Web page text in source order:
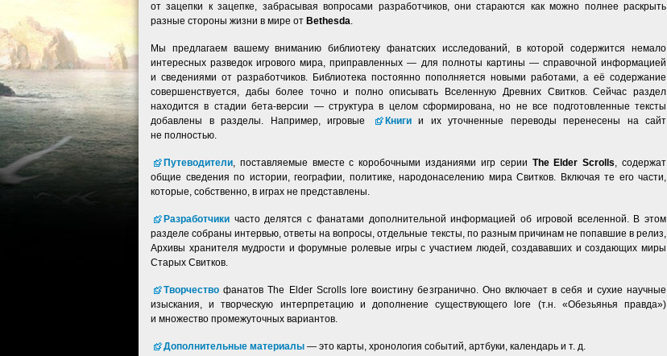
от зацепки к зацепке, забрасывая вопросами разработчиков, они стараются как можно полнее раскрыть
разные стороны жизни в мире от Bethesda.
Мы предлагаем вашему вниманию библиотеку фанатских исследований, в которой содержится немало
интересных разведок игрового мира, приправленных — для полноты картины — справочной информацией
и сведениями от разработчиков. Библиотека постоянно пополняется новыми работами, а её содержание
совершенствуется, дабы более точно и полно описывать Вселенную Древних Свитков. Сейчас раздел
находится в стадии бета-версии — структура в целом сформирована, но не все подготовленные тексты
добавлены в разделы. Например, игровые
Книгии их уточненные переводы перенесены на сайт
не полностью.
Путеводители, поставляемые вместе с коробочными изданиями игр серии The Elder Scrolls, содержат
общие сведения по истории, географии, политике, народонаселению мира Свитков. Включая те его части,
которые, собственно, в играх не представлены.
Разработчики часто делятся с фанатами дополнительной информацией об игровой вселенной. В этом
разделе собраны интервью, ответы на вопросы, отдельные тексты, по разным причинам не попавшие в релиз,
Архивы хранителя мудрости и форумные ролевые игры с участием людей, создававших и создающих миры
Старых Свитков.
Творчество фанатов The Elder Scrolls lore воистину безгранично. Оно включает в себя и сухие научные
изыскания, и творческую интерпретацию и дополнение существующего lore (т.н. «Обезьянья правда»)
и множество промежуточных вариантов.
Дополнительные материалы — это карты, хронология событий, артбуки, календарь и т. д.